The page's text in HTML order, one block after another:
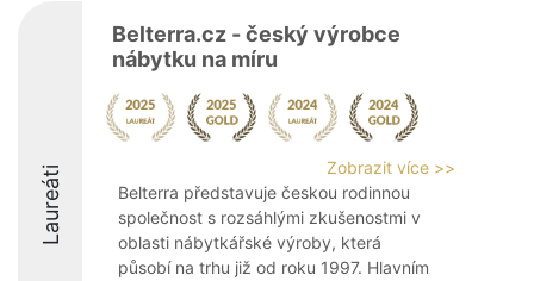
Laureáti
Belterra.cz - český výrobce
nábytku na míru
Zobrazit více >>
Belterra představuje českou rodinnou
společnost s rozsáhlými zkušenostmi v
oblasti nábytkářské výroby, která
působí na trhu již od roku 1997. Hlavním